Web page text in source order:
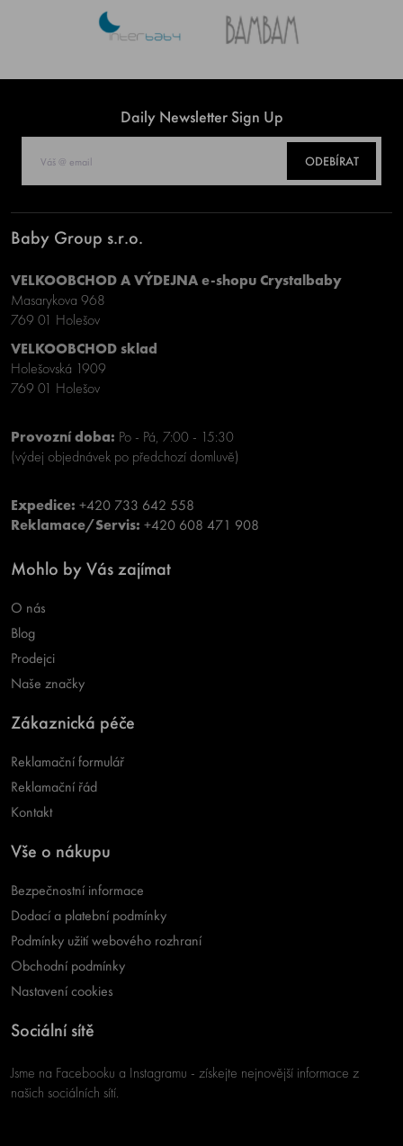
Daily Newsletter Sign Up
ODEBÍRAT
Baby Group s.r.o.
VELKOOBCHOD A VÝDEJNA e-shopu Crystalbaby
Masarykova 968
769 01 Holešov
VELKOOBCHOD sklad
Holešovská 1909
769 01 Holešov
Provozní doba: Po - Pá, 7:00 - 15:30
(výdej objednávek po předchozí domluvě)
Expedice: +420 733 642 558
Reklamace/Servis: +420 608 471 908
Mohlo by Vás zajímat
O nás
Blog
Prodejci
Naše značky
Zákaznická péče
Reklamační formulář
Reklamační řád
Kontakt
Vše o nákupu
Bezpečnostní informace
Dodací a platební podmínky
Podmínky užití webového rozhraní
Obchodní podmínky
Nastavení cookies
Sociální sítě
Jsme na Facebooku a Instagramu - získejte nejnovější informace z
našich sociálních sítí.